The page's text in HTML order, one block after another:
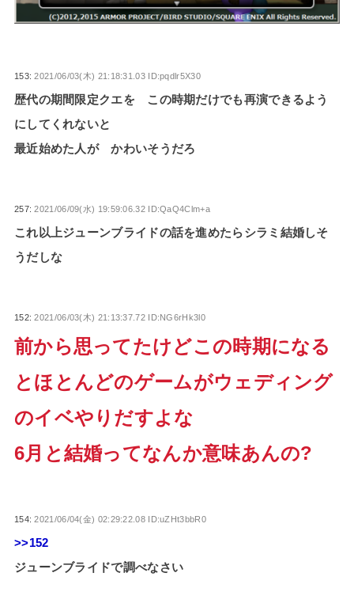
153:2021/06/03(木) 21:18:31.03 ID:pqdlr5X30
歴代の期間限定クエを この時期だけでも再演できるよう
にしてくれないと
最近始めた人が かわいそうだろ
257:2021/06/09(水) 19:59:06.32 ID:QaQ4Clm+a
これ以上ジューンブライドの話を進めたらシラミ結婚しそ
うだしな
152:2021/06/03(木) 21:13:37.72 ID:NG6rHk3l0
前から思ってたけどこの時期になる
とほとんどのゲームがウェディング
のイベやりだすよな
6月と結婚ってなんか意味あんの?
154:2021/06/04(金) 02:29:22.08 ID:uZHt3bbR0
>>152
ジューンブライドで調べなさい